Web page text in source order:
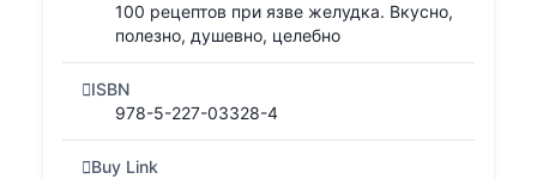
100 рецептов при язве желудка. Вкусно,
полезно, душевно, целебно
ISBN
978-5-227-03328-4
Buy Link